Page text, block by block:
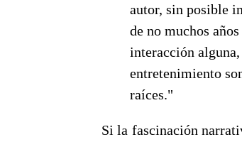
autor, sin posible
de no muchos
interacción
entretenimiento
raíces."
Si la fascinación